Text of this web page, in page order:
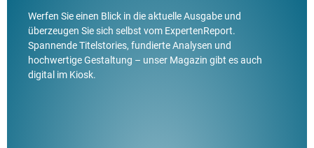
Werfen Sie einen Blick in die aktuelle Ausgabe und
überzeugen Sie sich selbst vom ExpertenReport.
Spannende Titelstories, fundierte Analysen und
hochwertige Gestaltung – unser Magazin gibt es auch
digital im Kiosk.